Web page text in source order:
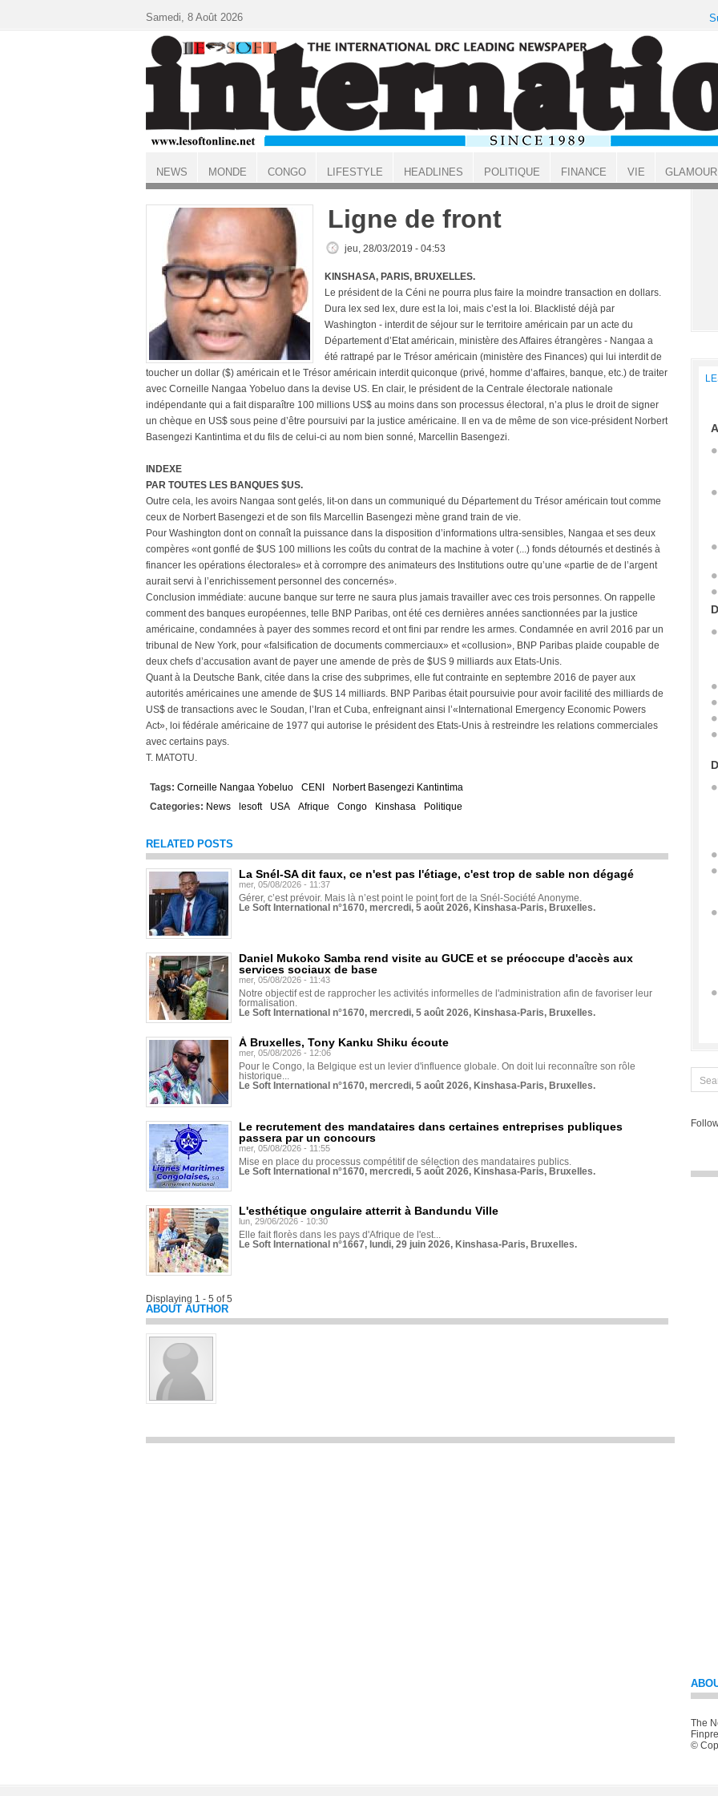
ACCUEIL
Ligne de front
jeu, 28/03/2019 - 04:53
KINSHASA, PARIS, BRUXELLES.
Le président de la Céni ne pourra plus faire la moindre transaction en dollars.
Dura lex sed lex, dure est la loi, mais c’est la loi. Blacklisté déjà par
Washington - interdit de séjour sur le territoire américain par un acte du
Département d’Etat américain, ministère des Affaires étrangères - Nangaa a
été rattrapé par le Trésor américain (ministère des Finances) qui lui interdit de
toucher un dollar ($) américain et le Trésor américain interdit quiconque (privé, homme d’affaires, banque, etc.) de traiter
avec Corneille Nangaa Yobeluo dans la devise US. En clair, le président de la Centrale électorale nationale
indépendante qui a fait disparaître 100 millions US$ au moins dans son processus électoral, n’a plus le droit de signer
un chèque en US$ sous peine d’être poursuivi par la justice américaine. Il en va de même de son vice-président Norbert
Basengezi Kantintima et du fils de celui-ci au nom bien sonné, Marcellin Basengezi.
INDEXE
PAR TOUTES LES BANQUES $US.
Outre cela, les avoirs Nangaa sont gelés, lit-on dans un communiqué du Département du Trésor américain tout comme
ceux de Norbert Basengezi et de son fils Marcellin Basengezi mène grand train de vie.
Pour Washington dont on connaît la puissance dans la disposition d’informations ultra-sensibles, Nangaa et ses deux
compères «ont gonflé de $US 100 millions les coûts du contrat de la machine à voter (...) fonds détournés et destinés à
financer les opérations électorales» et à corrompre des animateurs des Institutions outre qu’une «partie de de l’argent
aurait servi à l’enrichissement personnel des concernés».
Conclusion immédiate: aucune banque sur terre ne saura plus jamais travailler avec ces trois personnes. On rappelle
comment des banques européennes, telle BNP Paribas, ont été ces dernières années sanctionnées par la justice
américaine, condamnées à payer des sommes record et ont fini par rendre les armes. Condamnée en avril 2016 par un
tribunal de New York, pour «falsification de documents commerciaux» et «collusion», BNP Paribas plaide coupable de
deux chefs d’accusation avant de payer une amende de près de $US 9 milliards aux Etats-Unis.
Quant à la Deutsche Bank, citée dans la crise des subprimes, elle fut contrainte en septembre 2016 de payer aux
autorités américaines une amende de $US 14 milliards. BNP Paribas était poursuivie pour avoir facilité des milliards de
US$ de transactions avec le Soudan, l’Iran et Cuba, enfreignant ainsi l’«International Emergency Economic Powers
Act», loi fédérale américaine de 1977 qui autorise le président des Etats-Unis à restreindre les relations commerciales
avec certains pays.
T. MATOTU.
Tags: Corneille Nangaa Yobeluo CENI
Norbert Basengezi Kantintima
Categories: News lesoft USA Afrique Congo Kinshasa Politique
RELATED POSTS
La Snél-SA dit faux, ce n'est pas l'étiage, c'est trop de sable non dégagé
mer, 05/08/2026 - 11:37
Gérer, c’est prévoir. Mais là n’est point le point fort de la Snél-Société Anonyme.
Le Soft International n°1670, mercredi, 5 août 2026, Kinshasa-Paris, Bruxelles.
Daniel Mukoko Samba rend visite au GUCE et se préoccupe d'accès aux
services sociaux de base
mer, 05/08/2026 - 11:43
Notre objectif est de rapprocher les activités informelles de l'administration afin de favoriser leur
formalisation.
Le Soft International n°1670, mercredi, 5 août 2026, Kinshasa-Paris, Bruxelles.
À Bruxelles, Tony Kanku Shiku écoute
mer, 05/08/2026 - 12:06
Pour le Congo, la Belgique est un levier d'influence globale. On doit lui reconnaître son rôle
historique...
Le Soft International n°1670, mercredi, 5 août 2026, Kinshasa-Paris, Bruxelles.
Le recrutement des mandataires dans certaines entreprises publiques
passera par un concours
mer, 05/08/2026 - 11:55
Mise en place du processus compétitif de sélection des mandataires publics.
Le Soft International n°1670, mercredi, 5 août 2026, Kinshasa-Paris, Bruxelles.
L'esthétique ongulaire atterrit à Bandundu Ville
lun, 29/06/2026 - 10:30
Elle fait florès dans les pays d'Afrique de l'est...
Le Soft International n°1667, lundi, 29 juin 2026, Kinshasa-Paris, Bruxelles.
Displaying 1 - 5 of 5
ABOUT AUTHOR
The
©
Samedi, 8 Août 2026
NEWS MONDE CONGO LIFESTYLE HEADLINES POLITIQUE FINANCE VIE GLAMOUR